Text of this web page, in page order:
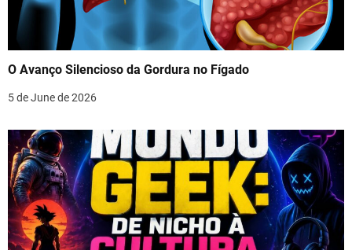
O Avanço Silencioso da Gordura no Fígado
5 de June de 2026